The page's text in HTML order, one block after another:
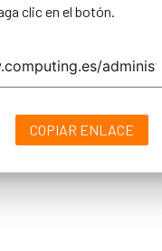
clic en el botón.
COPIAR ENLACE